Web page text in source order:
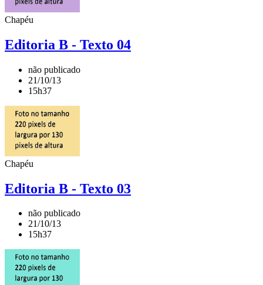
Chapéu
Editoria B - Texto 04
não publicado
21/10/13
15h37
Chapéu
Editoria B - Texto 03
não publicado
21/10/13
15h37